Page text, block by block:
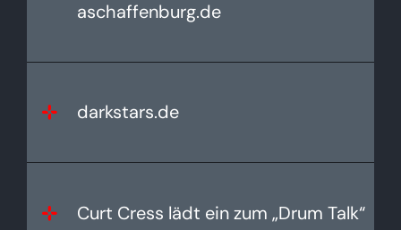
aschaffenburg.de
darkstars.de
Curt Cress lädt ein zum „Drum Talk“